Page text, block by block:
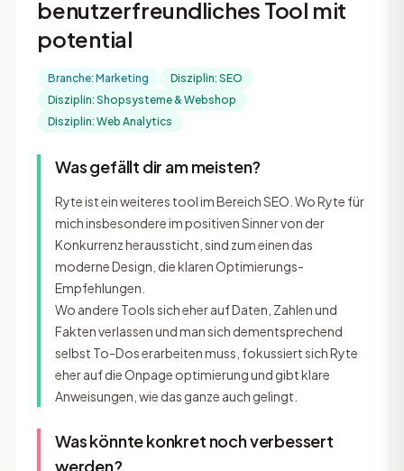
benutzerfreundliches Tool mit
potential
Branche: Marketing
Disziplin: SEO
Disziplin: Shopsysteme & Webshop
Disziplin: Web Analytics
Was gefällt dir am meisten?
Ryte ist ein weiteres tool im Bereich SEO. Wo Ryte für
mich insbesondere im positiven Sinner von der
Konkurrenz heraussticht, sind zum einen das
moderne Design, die klaren Optimierungs-
Empfehlungen.
Wo andere Tools sich eher auf Daten, Zahlen und
Fakten verlassen und man sich dementsprechend
selbst To-Dos erarbeiten muss, fokussiert sich Ryte
eher auf die Onpage optimierung und gibt klare
Anweisungen, wie das ganze auch gelingt.
Was könnte konkret noch verbessert
werden?